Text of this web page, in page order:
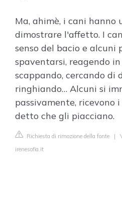
Ma, ahimè, i cani hanno
dimostrare l'affetto. I
senso del bacio e alcuni
spaventarsi, reagendo
scappando, cercando di
ringhiando… Alcuni si
passivamente, ricevono
detto che gli piacciano.
Richiesta di rimozione della fonte |
irenesofia.it